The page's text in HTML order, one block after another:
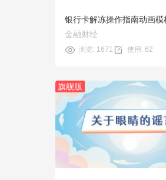
银行卡解冻操作指南动画模
金融财经
浏览: 1671 使用: 62
旗舰版
预览